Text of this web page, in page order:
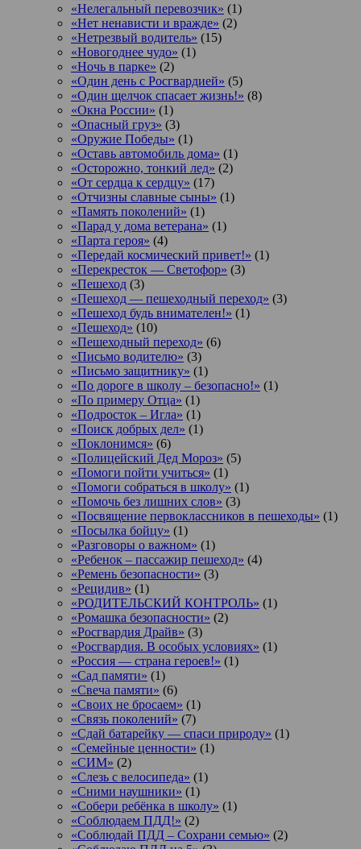
«Нелегальный перевозчик» (1)
«Нет ненависти и вражде» (2)
«Нетрезвый водитель» (15)
«Новогоднее чудо» (1)
«Ночь в парке» (2)
«Один день с Росгвардией» (5)
«Один щелчок спасает жизнь!» (8)
«Окна России» (1)
«Опасный груз» (3)
«Оружие Победы» (1)
«Оставь автомобиль дома» (1)
«Осторожно, тонкий лед» (2)
«От сердца к сердцу» (17)
«Отчизны славные сыны» (1)
«Память поколений» (1)
«Парад у дома ветерана» (1)
«Парта героя» (4)
«Передай космический привет!» (1)
«Перекресток — Светофор» (3)
«Пешеход (3)
«Пешеход — пешеходный переход» (3)
«Пешеход будь внимателен!» (1)
«Пешеход» (10)
«Пешеходный переход» (6)
«Письмо водителю» (3)
«Письмо защитнику» (1)
«По дороге в школу – безопасно!» (1)
«По примеру Отца» (1)
«Подросток ‒ Игла» (1)
«Поиск добрых дел» (1)
«Поклонимся» (6)
«Полицейский Дед Мороз» (5)
«Помоги пойти учиться» (1)
«Помоги собраться в школу» (1)
«Помочь без лишних слов» (3)
«Посвящение первоклассников в пешеходы» (1)
«Посылка бойцу» (1)
«Разговоры о важном» (1)
«Ребенок – пассажир пешеход» (4)
«Ремень безопасности» (3)
«Рецидив» (1)
«РОДИТЕЛЬСКИЙ КОНТРОЛЬ» (1)
«Ромашка безопасности» (2)
«Росгвардия Драйв» (3)
«Росгвардия. В особых условиях» (1)
«Россия — страна героев!» (1)
«Сад памяти» (1)
«Свеча памяти» (6)
«Своих не бросаем» (1)
«Связь поколений» (7)
«Сдай батарейку — спаси природу» (1)
«Семейные ценности» (1)
«СИМ» (2)
«Слезь с велосипеда» (1)
«Сними наушники» (1)
«Собери ребёнка в школу» (1)
«Соблюдаем ПДД!» (2)
«Соблюдай ПДД – Сохрани семью» (2)